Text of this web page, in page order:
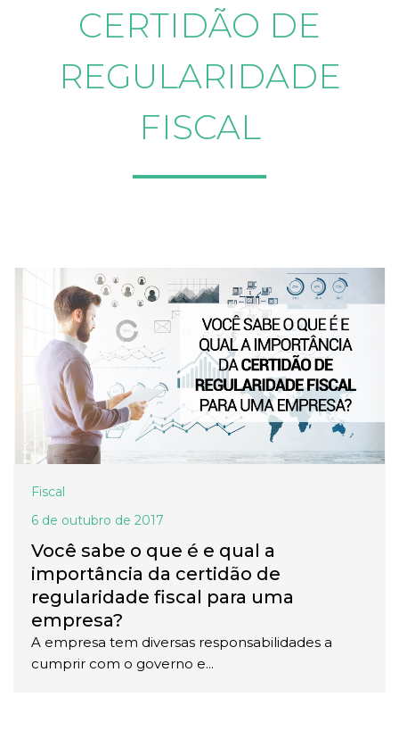
CERTIDÃO DE
REGULARIDADE
FISCAL
Fiscal
6 de outubro de 2017
Você sabe o que é e qual a
importância da certidão de
regularidade fiscal para uma
empresa?
A empresa tem diversas responsabilidades a
cumprir com o governo e...